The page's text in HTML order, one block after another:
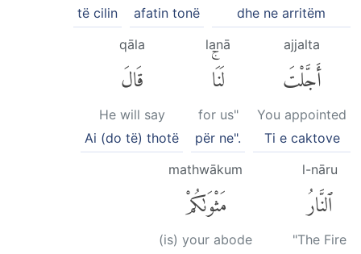
dhe ne arritëm
afatin tonë
të cilin
ajjalta
أَجَّلْتَ
You appointed
Ti e caktove
lanā
لَنَاۚ
for us"
për ne".
qāla
قَالَ
He will say
Ai (do të) thotë
l-nāru
ٱلنَّارُ
"The Fire
mathwākum
مَثْوَىٰكُمْ
(is) your abode